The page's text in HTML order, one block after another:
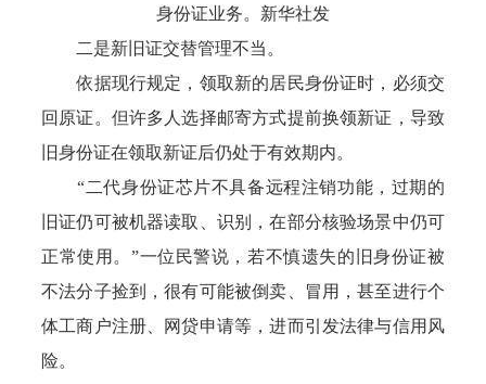
身份证业务。新华社发
二是新旧证交替管理不当。
依据现行规定，领取新的居民身份证时，必须交
回原证。但许多人选择邮寄方式提前换领新证，导致
旧身份证在领取新证后仍处于有效期内。
“二代身份证芯片不具备远程注销功能，过期的
旧证仍可被机器读取、识别，在部分核验场景中仍可
正常使用。”一位民警说，若不慎遗失的旧身份证被
不法分子捡到，很有可能被倒卖、冒用，甚至进行个
体工商户注册、网贷申请等，进而引发法律与信用风
险。